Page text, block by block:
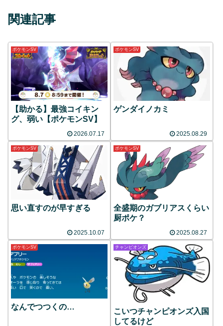
関連記事
ポケモンSV
【助かる】最強コイキン
グ、弱い【ポケモンSV】
2026.07.17
ポケモンSV
ゲンダイノカミ
2025.08.29
ポケモンSV
思い直すのが早すぎる
2025.10.07
ポケモンSV
全盛期のガブリアスくらい
厨ポケ？
2025.08.27
ポケモンSV
なんでつつくの…
チャンピオンズ
こいつチャンピオンズ入国
してるけど